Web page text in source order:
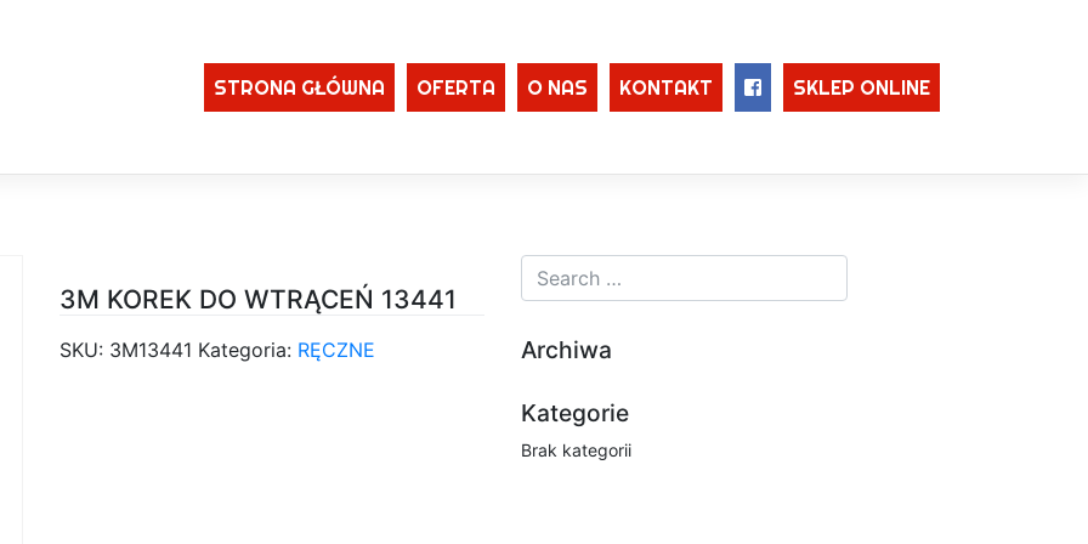
STRONA GŁÓWNA OFERTA O NAS KONTAKT SKLEP ONLINE
3M KOREK DO WTRĄCEŃ 13441
SKU: 3M13441 Kategoria: RĘCZNE Archiwa
Kategorie
Brak kategorii